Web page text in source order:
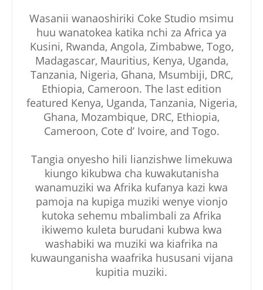
Wasanii wanaoshiriki Coke Studio msimu
huu wanatokea katika nchi za Africa ya
Kusini, Rwanda, Angola, Zimbabwe, Togo,
Madagascar, Mauritius, Kenya, Uganda,
Tanzania, Nigeria, Ghana, Msumbiji, DRC,
Ethiopia, Cameroon. The last edition
featured Kenya, Uganda, Tanzania, Nigeria,
Ghana, Mozambique, DRC, Ethiopia,
Cameroon, Cote d’ Ivoire, and Togo.
Tangia onyesho hili lianzishwe limekuwa
kiungo kikubwa cha kuwakutanisha
wanamuziki wa Afrika kufanya kazi kwa
pamoja na kupiga muziki wenye vionjo
kutoka sehemu mbalimbali za Afrika
ikiwemo kuleta burudani kubwa kwa
washabiki wa muziki wa kiafrika na
kuwaunganisha waafrika hususani vijana
kupitia muziki.